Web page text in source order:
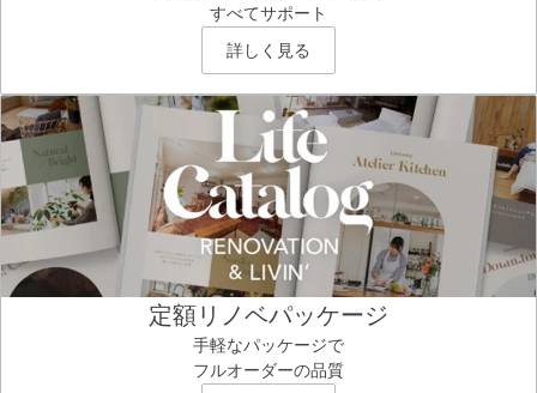
すべてサポート
詳しく見る
定額リノベパッケージ
手軽なパッケージで
フルオーダーの品質